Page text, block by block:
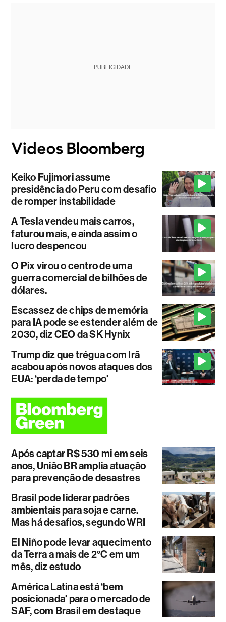
PUBLICIDADE
Keiko Fujimori assume
presidência do Peru com desafio
de romper instabilidade
A Tesla vendeu mais carros,
faturou mais, e ainda assim o
lucro despencou
O Pix virou o centro de uma
guerra comercial de bilhões de
dólares.
Escassez de chips de memória
para IA pode se estender além de
2030, diz CEO da SK Hynix
Trump diz que trégua com Irã
acabou após novos ataques dos
EUA: ‘perda de tempo'
Após captar R$ 530 mi em seis
anos, União BR amplia atuação
para prevenção de desastres
Brasil pode liderar padrões
ambientais para soja e carne.
Mas há desafios, segundo WRI
El Niño pode levar aquecimento
da Terra a mais de 2°C em um
mês, diz estudo
América Latina está ‘bem
posicionada' para o mercado de
SAF, com Brasil em destaque